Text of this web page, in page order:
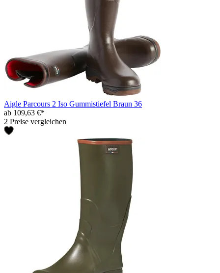
Aigle Parcours 2 Iso Gummistiefel Braun 36
ab 109,63 €*
2 Preise vergleichen